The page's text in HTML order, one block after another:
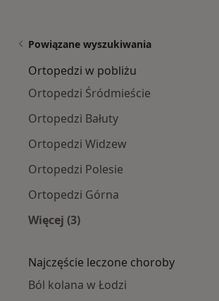
Powiązane wyszukiwania
Ortopedzi w pobliżu
Ortopedzi Śródmieście
Ortopedzi Bałuty
Ortopedzi Widzew
Ortopedzi Polesie
Ortopedzi Górna
Więcej (3)
Najczęście leczone choroby
Ból kolana w Łodzi